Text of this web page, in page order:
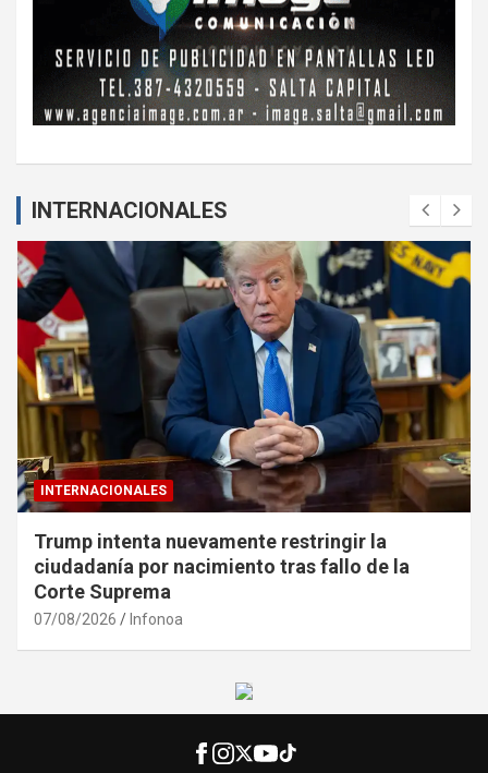
INTERNACIONALES
INTERNACIONALES
Trump intenta nuevamente restringir la
ciudadanía por nacimiento tras fallo de la
Corte Suprema
07/08/2026 Infonoa